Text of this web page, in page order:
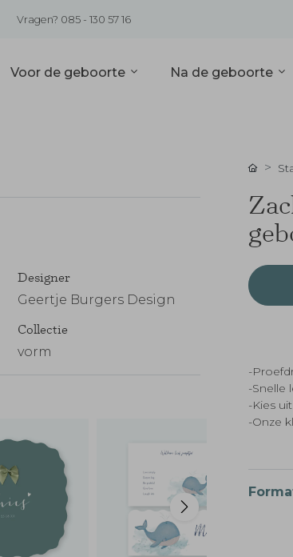
Vragen? 085 - 130 57 16
Voor de geboorte Na de geboorte
Designer
Geertje Burgers Design
Collectie
vorm
-
-Snelle
-Kies
-Onze